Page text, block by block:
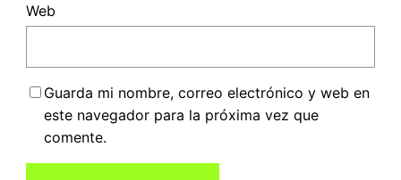
Web
Guarda mi nombre, correo electrónico y web en
este navegador para la próxima vez que
comente.